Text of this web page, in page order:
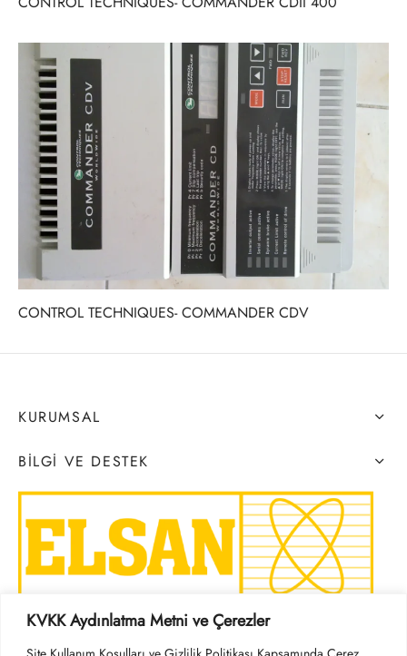
KVKK Aydınlatma Metni ve Çerezler
CONTROL TECHNIQUES- COMMANDER CDV
KURUMSAL
BILGI VE DESTEK
SOSYAL MEDYA